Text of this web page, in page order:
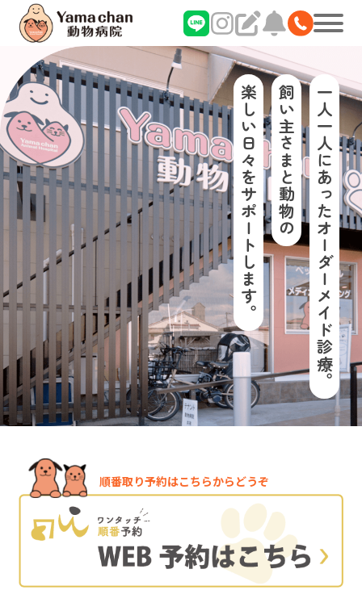
楽しい日々をサポートします。飼い主さまと動物の一人一人にあったオーダーメイド診療。
順番取り予約はこちらからどうぞ